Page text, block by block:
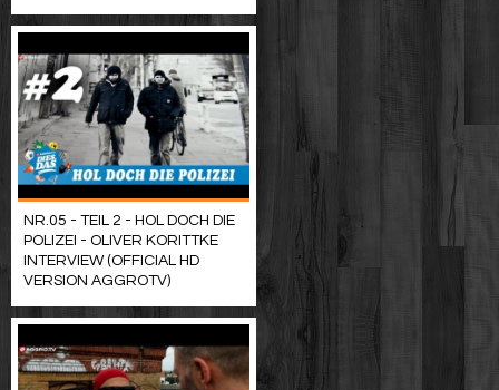
NR.05 - TEIL 2 - HOL DOCH DIE
POLIZEI - OLIVER KORITTKE
INTERVIEW (OFFICIAL HD
VERSION AGGROTV)